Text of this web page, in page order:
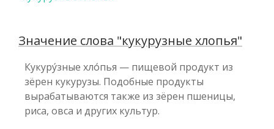
Значение слова "кукурузные хлопья"
Кукуру́зные хло́пья — пищевой продукт из
зёрен кукурузы. Подобные продукты
вырабатываются также из зёрен пшеницы,
риса, овса и других культур.